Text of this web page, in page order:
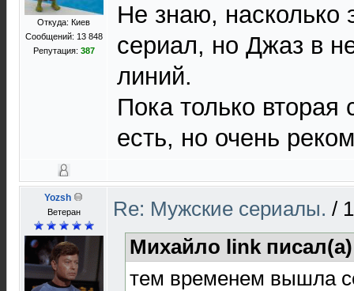
Откуда: Киев
Сообщений: 13 848
Репутация: 387
Не знаю, насколько
сериал, но Джаз в
линий.
Пока только вторая
есть, но очень
Yozsh
Ветеран Re: Мужские сериалы. /
Михайло link
тем временем вышла